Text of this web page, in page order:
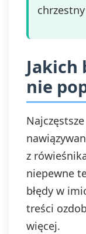
chrzestny
Jakich
nie
z
niepewne
błędy w
treści
więcej.